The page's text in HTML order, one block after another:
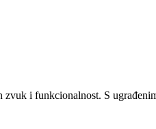
i funkcionalnost. S